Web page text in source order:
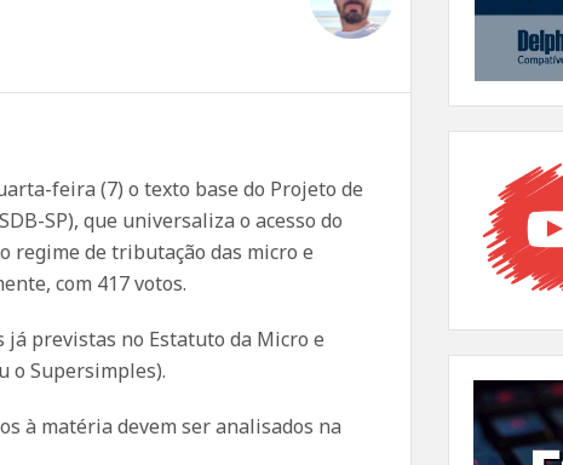
feira (7) o texto base do Projeto de
SP), que universaliza o acesso do
regime de tributação das micro e
com 417 votos.
previstas no Estatuto da Micro e
o Supersimples).
à matéria devem ser analisados na